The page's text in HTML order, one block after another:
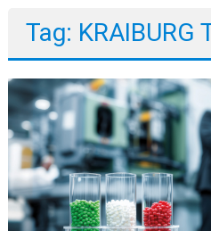
Tag: KRAIBURG